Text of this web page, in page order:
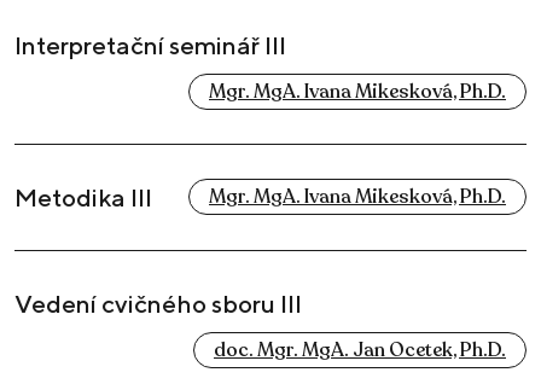
Interpretační seminář III
Mgr. MgA. Ivana Mikesková, Ph.D.
Metodika III Mgr. MgA. Ivana Mikesková, Ph.D.
Vedení cvičného sboru III
doc. Mgr. MgA. Jan Ocetek, Ph.D.